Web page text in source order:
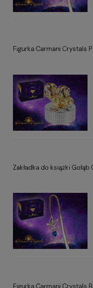
Figurka Carmani Crystals
Zakładka do książki
Figurka Carmani Crystals